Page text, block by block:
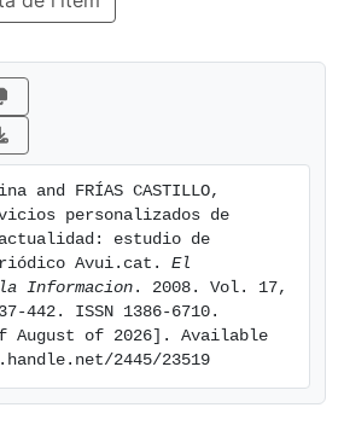
and FRÍAS CASTILLO,
personalizados de
estudio de
Avui.cat. El
Informacion. 2008. Vol. 17,
442. ISSN 1386-6710.
August of 2026]. Available
2445/23519